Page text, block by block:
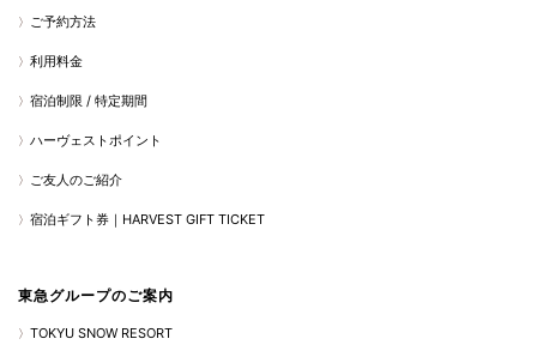
ご予約方法
利用料金
宿泊制限 / 特定期間
ハーヴェストポイント
ご友人のご紹介
宿泊ギフト券｜HARVEST GIFT TICKET
東急グループのご案内
TOKYU SNOW RESORT